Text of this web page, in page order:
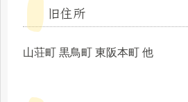
旧住所
山荘町 黒鳥町 東阪本町 他